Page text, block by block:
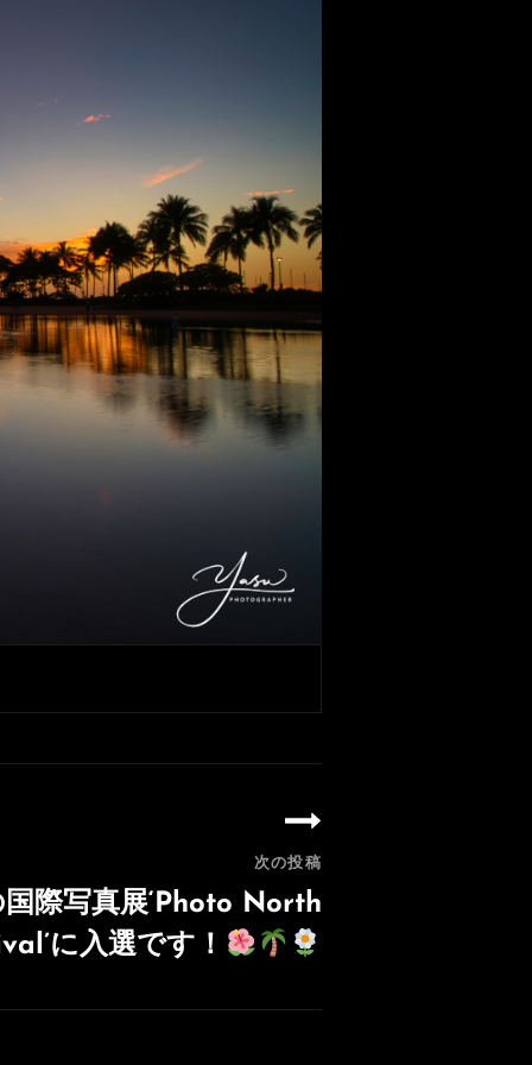
次の投稿
際写真展‘Photo North
に入選です！